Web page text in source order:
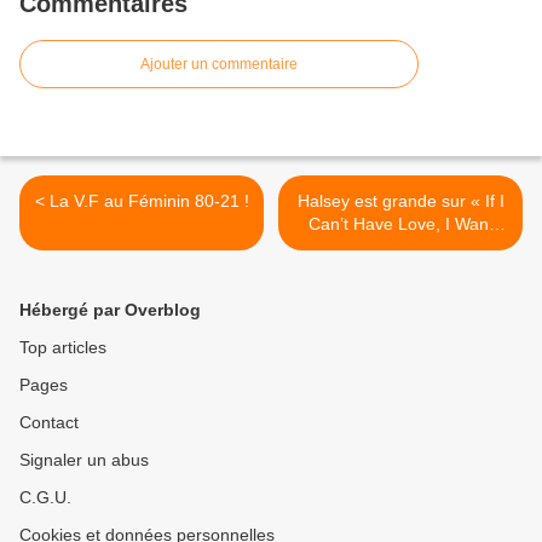
Ajouter un commentaire
< La V.F au Féminin 80-21 !
Halsey est grande sur « If I
Can’t Have Love, I Want
Power » ! >
Hébergé par Overblog
Top articles
Pages
Contact
Signaler un abus
C.G.U.
Cookies et données personnelles